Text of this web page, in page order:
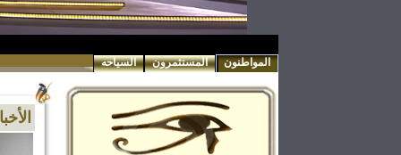
المواطنون المستثمرون السياحه